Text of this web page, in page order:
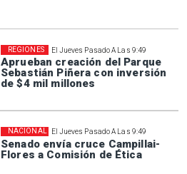
El Jueves Pasado A Las 9:49
Aprueban creación del Parque
Sebastián Piñera con inversión
de $4 mil millones
REGIONES
El Jueves Pasado A Las 9:49
Senado envía cruce Campillai-
Flores a Comisión de Ética
NACIONAL